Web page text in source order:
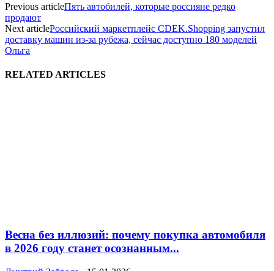
Previous articleПять автобилей, которые россияне редко
продают
Next articleРоссийский маркетплейс CDEK.Shopping запустил
доставку машин из-за рубежа, cейчас доступно 180 моделей
Ольга
RELATED ARTICLES
Весна без иллюзий: почему покупка автомобиля
в 2026 году станет осознанным...